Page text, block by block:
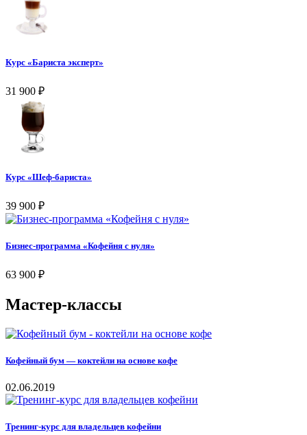
Курс «Бариста эксперт»
31 900 ₽
Курс «Шеф-бариста»
39 900 ₽
Бизнес-программа «Кофейня с нуля»
63 900 ₽
Мастер-классы
Кофейный бум — коктейли на основе кофе
02.06.2019
Тренинг-курс для владельцев кофейни